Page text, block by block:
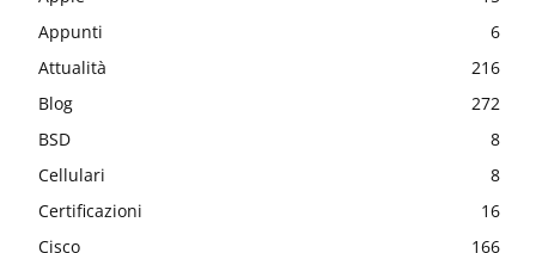
Appunti
6
Attualità
216
Blog
272
BSD
8
Cellulari
8
Certificazioni
16
Cisco
166